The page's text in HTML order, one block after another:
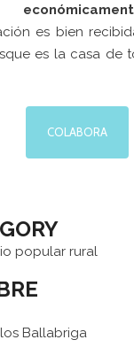
es bien
es la casa de
COLABORA
popular rural
Ballabriga